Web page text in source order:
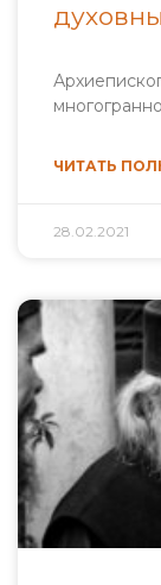
ЧИТАТЬ
28.02.2021